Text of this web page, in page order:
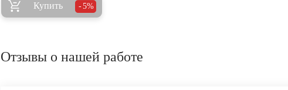
Купить 5%
Отзывы о нашей работе